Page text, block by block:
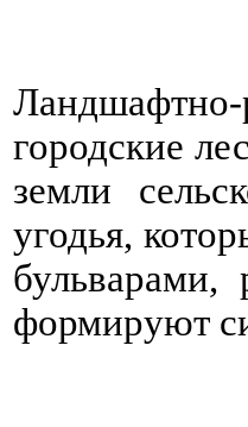
городские
земли
угодья,
бульварами,
формируют